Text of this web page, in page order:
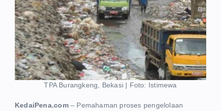
TPA Burangkeng, Bekasi | Foto: Istimewa
KedaiPena.com– Pemahaman proses pengelolaan